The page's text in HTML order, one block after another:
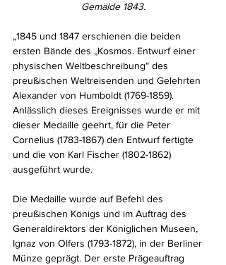
Gemälde 1843.
„1845 und 1847 erschienen die beiden
ersten Bände des „Kosmos. Entwurf einer
physischen Weltbeschreibung“ des
preußischen Weltreisenden und Gelehrten
Alexander von Humboldt (1769-1859).
Anlässlich dieses Ereignisses wurde er mit
dieser Medaille geehrt, für die Peter
Cornelius (1783-1867) den Entwurf fertigte
und die von Karl Fischer (1802-1862)
ausgeführt wurde.
Die Medaille wurde auf Befehl des
preußischen Königs und im Auftrag des
Generaldirektors der Königlichen Museen,
Ignaz von Olfers (1793-1872), in der Berliner
Münze geprägt. Der erste Prägeauftrag